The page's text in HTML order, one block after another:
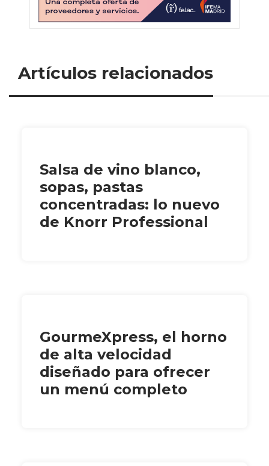
Artículos relacionados
Salsa de vino blanco,
sopas, pastas
concentradas: lo nuevo
de Knorr Professional
GourmeXpress, el horno
de alta velocidad
diseñado para ofrecer
un menú completo